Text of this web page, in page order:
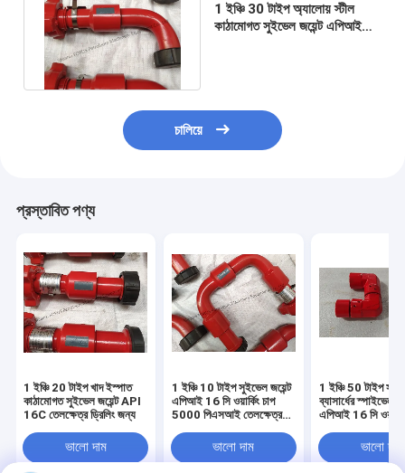
1 ইঞ্চি 30 টাইপ অ্যালোয় স্টীল
কাঠামোগত সুইভেল জয়েন্ট এপিআই
চালিয়ে
প্রস্তাবিত পণ্য
1 ইঞ্চি 20 টাইপ খাদ ইস্পাত
কাঠামোগত সুইভেল জয়েন্ট API
16C তেলক্ষেত্র ড্রিলিং জন্য
ভালো দাম
1 ইঞ্চি 10 টাইপ সুইভেল জয়েন্ট
এপিআই 16 সি ওয়ার্কিং চাপ
5000 পিএসআই তেলক্ষেত্র
ভালো দাম
1 ইঞ্চি 50 টাইপ
ব্যাসার্ধের স্পাইভেল
এপিআই 16 সি
খননের জন্যভালো দাম